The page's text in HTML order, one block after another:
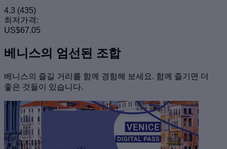
4.3 (435)
최저가격:
US$67.05
베니스의 엄선된 조합
베니스의 즐길 거리를 함께 경험해 보세요. 함께 즐기면 더
좋은 것들이 있습니다.